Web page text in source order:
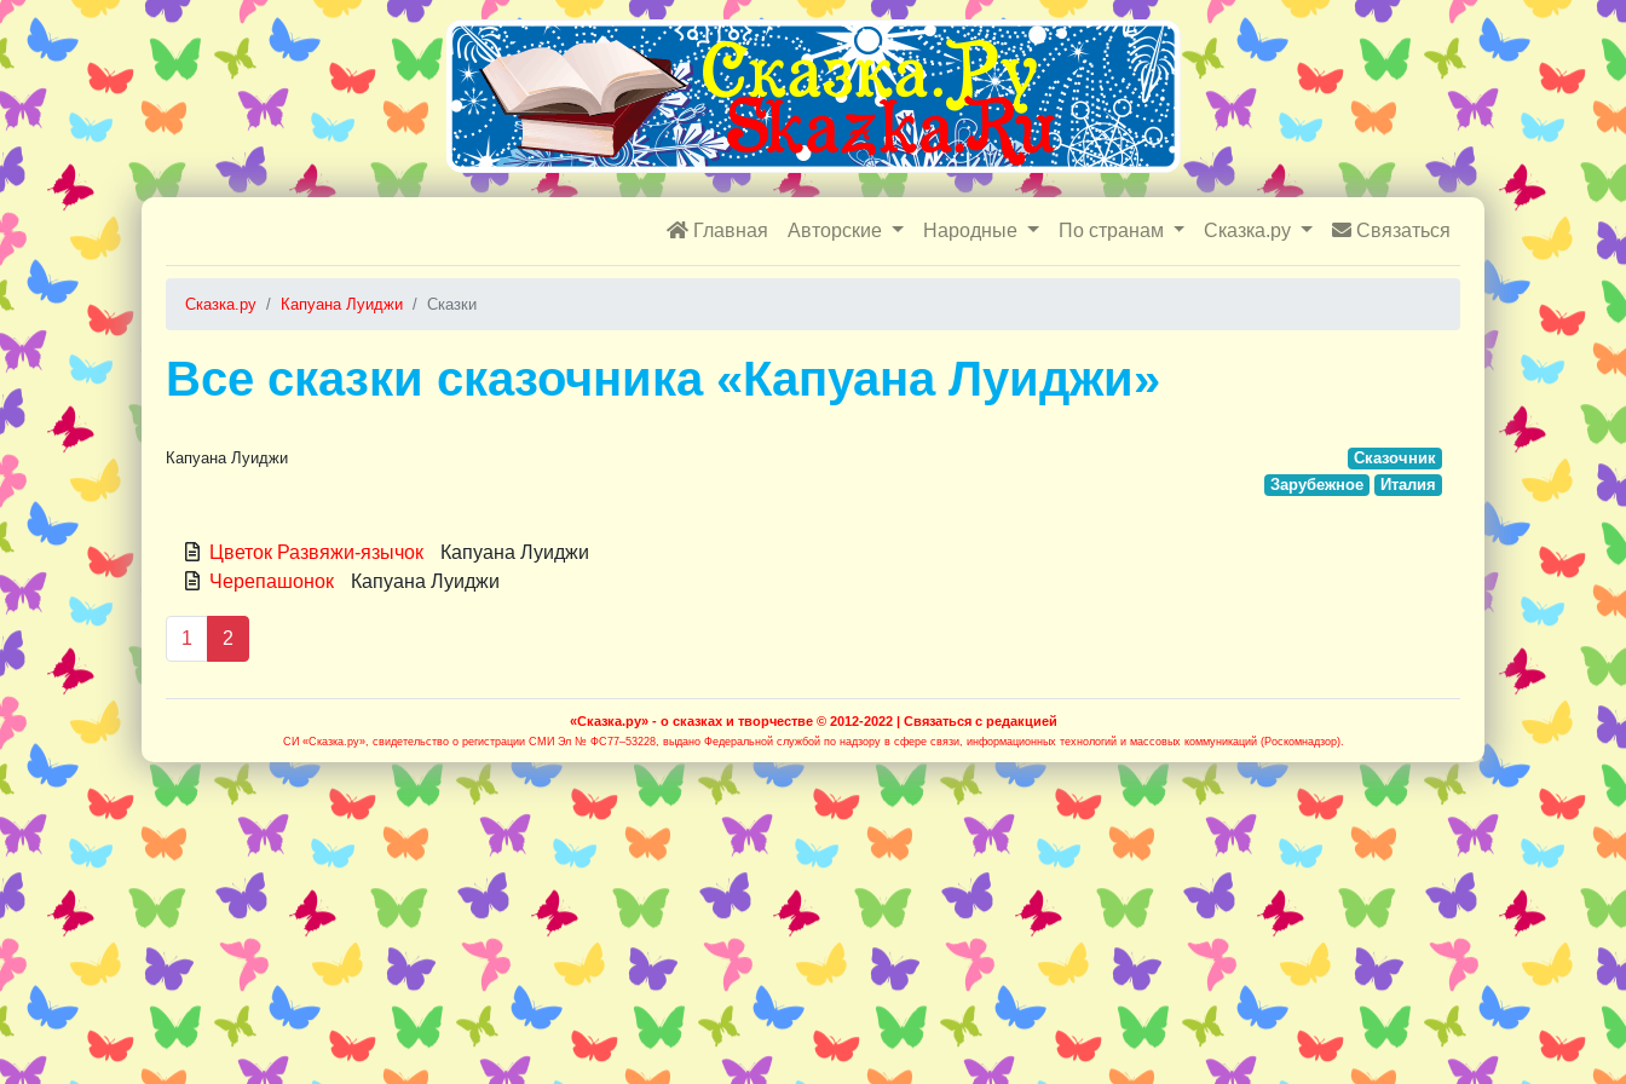
Главная Авторские Народные По странам Сказка.ру Связаться
Сказка.ру Капуана Луиджи Сказки
Все сказки сказочника «Капуана Луиджи»
Капуана Луиджи
Сказочник
Зарубежное
Италия
Цветок Развяжи-язычок
Капуана Луиджи
Черепашонок
Капуана Луиджи
1 2
«Сказка.ру» - о сказках и творчестве© 2012-2022 | Связаться с редакцией
СИ «Сказка.ру», свидетельство о регистрации СМИ Эл № ФС77–53228, выдано Федеральной службой по надзору в сфере связи, информационных технологий и массовых коммуникаций (Роскомнадзор).